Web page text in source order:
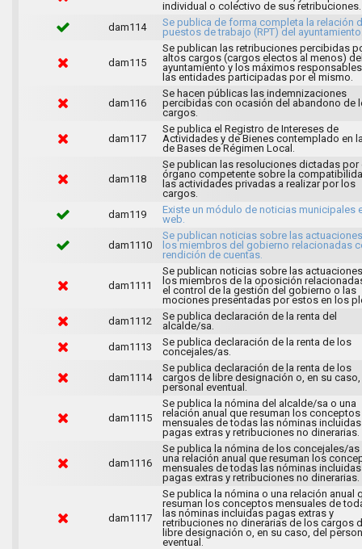
individual o colectivo de sus retribuciones.
dam114
Se publica de forma completa la relación
puestos de trabajo (RPT) del
dam115
Se publican las retribuciones percibidas
altos cargos (cargos electos al menos)
ayuntamiento y los máximos
las entidades participadas por el mismo.
dam116
Se hacen públicas las indemnizaciones
percibidas con ocasión del abandono de
cargos.
dam117
Se publica el Registro de Intereses de
Actividades y de Bienes contemplado en
de Bases de Régimen Local.
dam118
Se publican las resoluciones dictadas por
órgano competente sobre la
las actividades privadas a realizar por los
cargos.
dam119
Existe un módulo de noticias municipales
web.
dam1110
Se publican noticias sobre las
los miembros del gobierno relacionadas
rendición de cuentas.
dam1111
Se publican noticias sobre las
los miembros de la oposición
el control de la gestión del gobierno o las
mociones presentadas por estos en los
dam1112
Se publica declaración de la renta del
alcalde/sa.
dam1113
Se publica declaración de la renta de los
concejales/as.
dam1114
Se publica declaración de la renta de los
cargos de libre designación o, en su
personal eventual.
dam1115
Se publica la nómina del alcalde/sa o una
relación anual que resuman los conceptos
mensuales de todas las nóminas incluidas
pagas extras y retribuciones no dinerarias.
dam1116
Se publica la nómina de los concejales/as
una relación anual que resuman los
mensuales de todas las nóminas incluidas
pagas extras y retribuciones no dinerarias.
dam1117
Se publica la nómina o una relación anual
resuman los conceptos mensuales de
las nóminas incluidas pagas extras y
retribuciones no dinerarias de los cargos
libre designación o, en su caso, del
eventual.